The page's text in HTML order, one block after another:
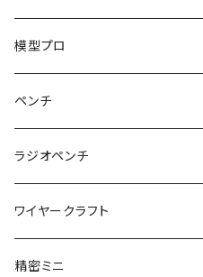
グリップ
ナイロンジョープライヤー
新サイズ強力ニッパ
パワーニッパ
ピアノ線強力ニッパ
結束バンド2WAYニッパ
結束バンドひっぱりニッパ
プラスチックニッパ
かるいプラスチックニッパ
ミニプラスチックニッパ
マイクロプラスチックニッパ
模型プロ 片刃プラニッパ
模型プロ
ペンチ
ペンチ
かるいペンチ
新サイズペンチ
ラジオペンチ
ラジオペンチ
かるいラジオペンチ
ワイヤークラフト
精密ミニ